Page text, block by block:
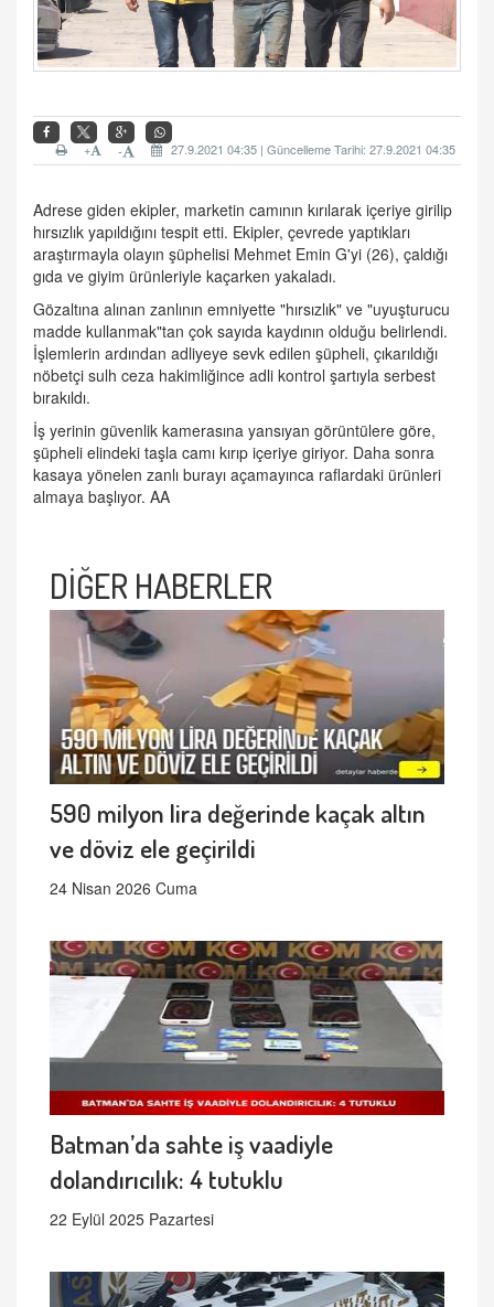
27.9.2021 04:35 | Güncelleme Tarihi: 27.9.2021 04:35
-
+
Adrese giden ekipler, marketin camının kırılarak içeriye girilip
hırsızlık yapıldığını tespit etti. Ekipler, çevrede yaptıkları
araştırmayla olayın şüphelisi Mehmet Emin G'yi (26), çaldığı
gıda ve giyim ürünleriyle kaçarken yakaladı.
Gözaltına alınan zanlının emniyette "hırsızlık" ve "uyuşturucu
madde kullanmak"tan çok sayıda kaydının olduğu belirlendi.
İşlemlerin ardından adliyeye sevk edilen şüpheli, çıkarıldığı
nöbetçi sulh ceza hakimliğince adli kontrol şartıyla serbest
bırakıldı.
İş yerinin güvenlik kamerasına yansıyan görüntülere göre,
şüpheli elindeki taşla camı kırıp içeriye giriyor. Daha sonra
kasaya yönelen zanlı burayı açamayınca raflardaki ürünleri
almaya başlıyor. AA
DİĞER HABERLER
590 milyon lira değerinde kaçak altın
ve döviz ele geçirildi
24 Nisan 2026 Cuma
Batman’da sahte iş vaadiyle
dolandırıcılık: 4 tutuklu
22 Eylül 2025 Pazartesi